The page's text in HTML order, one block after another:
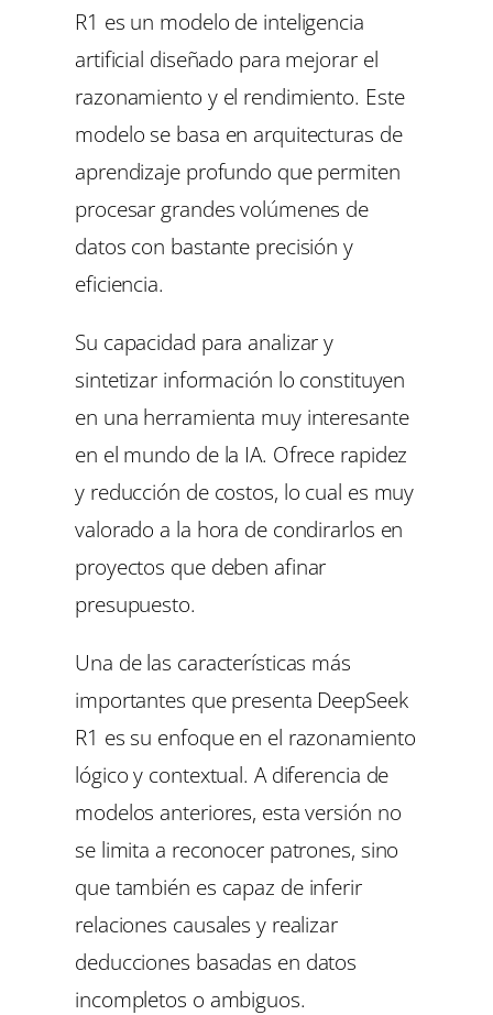
R1 es un modelo de inteligencia
artificial diseñado para mejorar el
razonamiento y el rendimiento. Este
modelo se basa en arquitecturas de
aprendizaje profundo que permiten
procesar grandes volúmenes de
datos con bastante precisión y
eficiencia.
Su capacidad para analizar y
sintetizar información lo constituyen
en una herramienta muy interesante
en el mundo de la IA. Ofrece rapidez
y reducción de costos, lo cual es muy
valorado a la hora de condirarlos en
proyectos que deben afinar
presupuesto.
Una de las características más
importantes que presenta DeepSeek
R1 es su enfoque en el razonamiento
lógico y contextual. A diferencia de
modelos anteriores, esta versión no
se limita a reconocer patrones, sino
que también es capaz de inferir
relaciones causales y realizar
deducciones basadas en datos
incompletos o ambiguos.